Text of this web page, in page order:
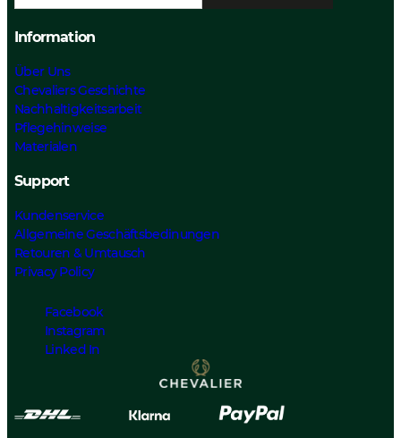
Information
Über Uns
Chevaliers Geschichte
Nachhaltigkeitsarbeit
Pflegehinweise
Materialen
Support
Kundenservice
Allgemeine Geschäftsbedinungen
Retouren & Umtausch
Privacy Policy
Facebook
Instagram
Linked In